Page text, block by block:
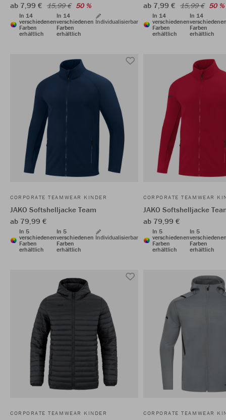
ab 7,99 € 15,99 € 50 %
In 14
verschiedenen
Farben
erhältlich
In 14
verschiedenen
Farben
erhältlich
Individualisierbar
ab 7,99 € 15,99 € 50 %
In 14
verschiedenen
Farben
erhältlich
In 14
Farben
erhältlich
CORPORATE TEAMWEAR KINDER
JAKO Softshelljacke Team
ab 79,99 €
In 5
verschiedenen
Farben
erhältlich
In 5
verschiedenen
Farben
erhältlich
Individualisierbar
CORPORATE TEAMWEAR
JAKO Softshelljacke
ab 79,99 €
In 5
verschiedenen
Farben
erhältlich
In 5
Farben
erhältlich
CORPORATE TEAMWEAR KINDER CORPORATE TEAMWEAR